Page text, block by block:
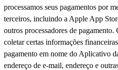
processamos seus pagamentos por
terceiros, incluindo a Apple App
outros processadores de
coletar certas informações
pagamento em nome do Aplicativo
endereço de e-mail, endereço e